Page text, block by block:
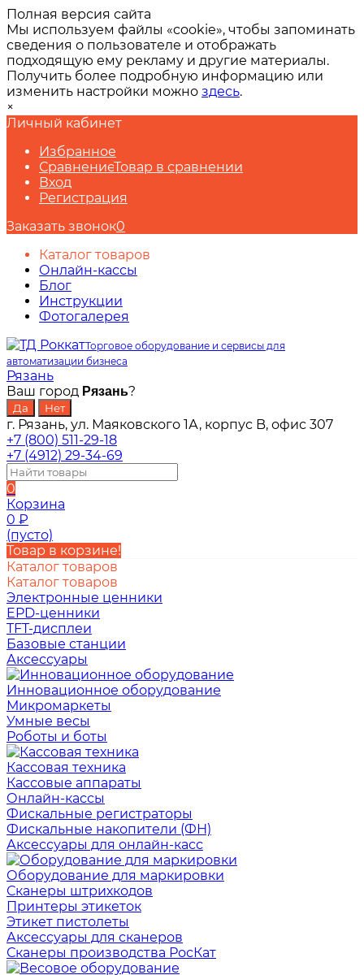
Полная версия сайта
Мы используем файлы «cookie», чтобы запоминать
сведения о пользователе и отображать
подходящую ему рекламу и другие материалы.
Получить более подробную информацию или
изменить настройки можно здесь.
×
Личный кабинет
Избранное
СравнениеТовар в сравнении
Вход
Регистрация
Заказать звонок0
Каталог товаров
Онлайн-кассы
Блог
Инструкции
Фотогалерея
Торговое оборудование и сервисы для
автоматизации бизнеса
Рязань
Ваш город Рязань?
г. Рязань, ул. Маяковского 1А, корпус B, офис 307
+7 (800) 511-29-18
+7 (4912) 29-34-69
0
Корзина
0 ₽
(пусто)
Товар в корзине!
Каталог товаров
Каталог товаров
Электронные ценники
EPD-ценники
TFT-дисплеи
Базовые станции
Аксессуары
Инновационное оборудование
Микромаркеты
Умные весы
Роботы и боты
Кассовая техника
Кассовые аппараты
Онлайн-кассы
Фискальные регистраторы
Фискальные накопители (ФН)
Аксессуары для онлайн-касс
Оборудование для маркировки
Сканеры штрихкодов
Принтеры этикеток
Этикет пистолеты
Аксессуары для сканеров
Сканеры производства РосКат